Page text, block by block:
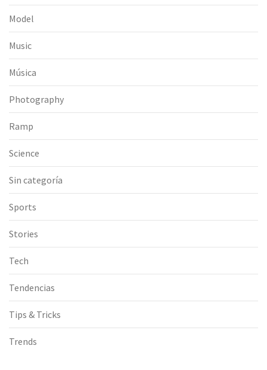
Model
Music
Música
Photography
Ramp
Science
Sin categoría
Sports
Stories
Tech
Tendencias
Tips & Tricks
Trends